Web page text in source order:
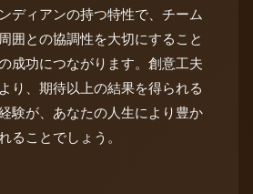
ディアンの持つ特性で、チーム
囲との協調性を大切にすること
成功につながります。創意工夫
り、期待以上の結果を得られる
験が、あなたの人生により豊か
ることでしょう。